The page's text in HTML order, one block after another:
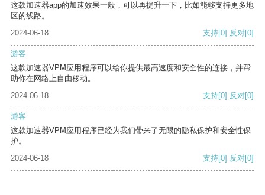
这款加速器app的加速效果一般，可以再提升一下，比如能够支持更多地
区的线路。
2024-06-18
支持[0] 反对[0]
游客
这款加速器VPM应用程序可以给你提供最高速度和安全性的连接，并帮
助你在网络上自由移动。
2024-06-18
支持[0] 反对[0]
游客
这款加速器VPM应用程序已经为我们带来了无限的隐私保护和安全性保
护。
2024-06-18
支持[0] 反对[0]